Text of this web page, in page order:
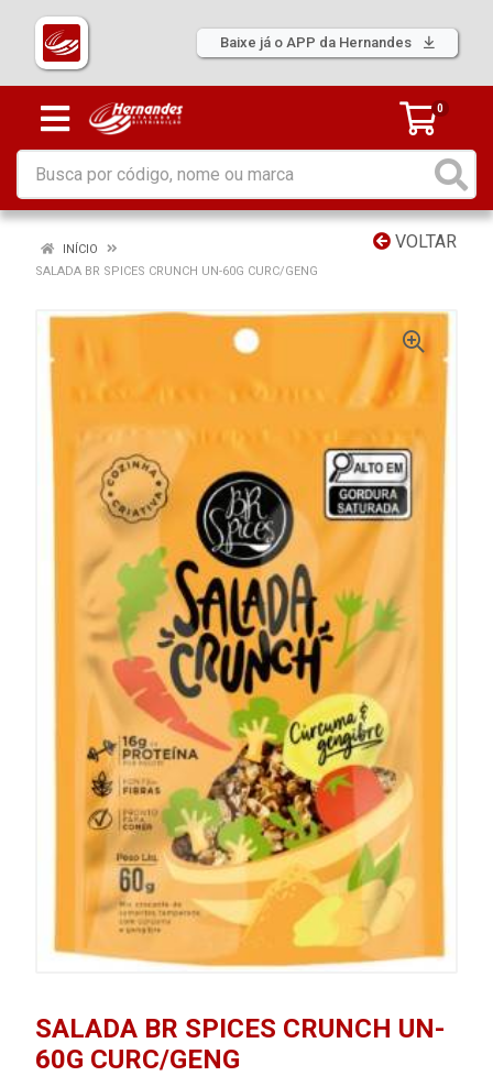
Baixe já o APP da Hernandes
0
VOLTAR
INÍCIO
SALADA BR SPICES CRUNCH UN-60G CURC/GENG
SALADA BR SPICES CRUNCH UN-
60G CURC/GENG